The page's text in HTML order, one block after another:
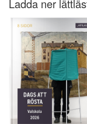
Ladda ner